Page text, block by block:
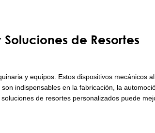
de Resortes
y equipos. Estos dispositivos mecánicos
indispensables en la fabricación, la
de resortes personalizados puede